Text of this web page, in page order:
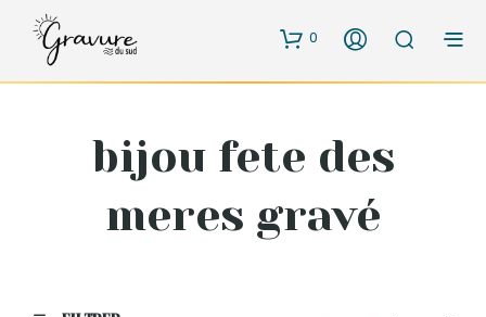
0
bijou fete des
meres gravé